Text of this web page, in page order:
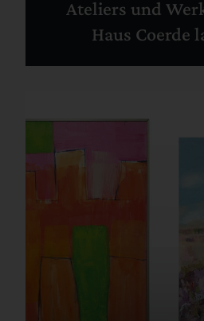
Ateliers und
Haus Coerde